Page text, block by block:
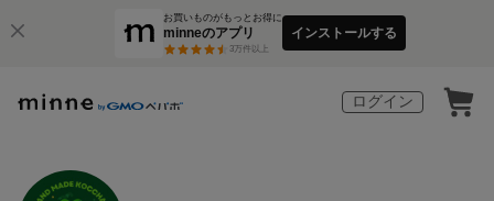
お買いものがもっとお得に
minneのアプリ
3万件以上
インストールする
ログイン